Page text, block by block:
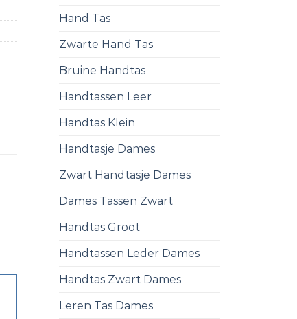
Hand Tas
Zwarte Hand Tas
Bruine Handtas
Handtassen Leer
Handtas Klein
Handtasje Dames
Zwart Handtasje Dames
Dames Tassen Zwart
Handtas Groot
Handtassen Leder Dames
Handtas Zwart Dames
Leren Tas Dames